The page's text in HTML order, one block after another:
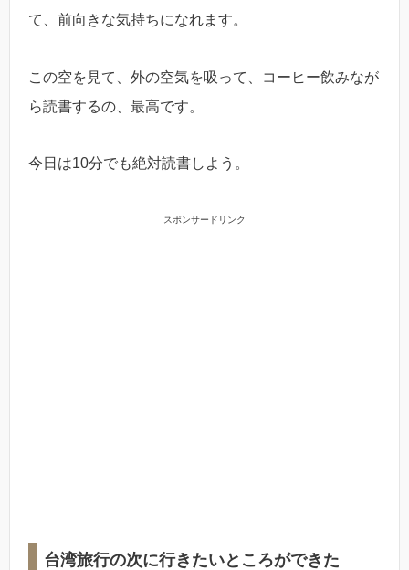
て、前向きな気持ちになれます。
この空を見て、外の空気を吸って、コーヒー飲みなが
ら読書するの、最高です。
今日は10分でも絶対読書しよう。
スポンサードリンク
台湾旅行の次に行きたいところができた